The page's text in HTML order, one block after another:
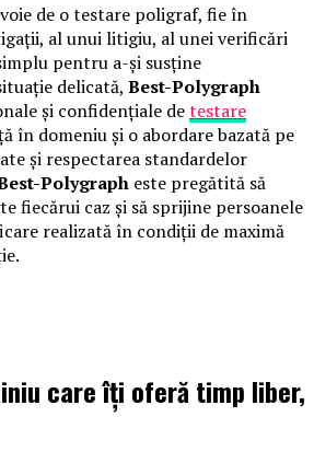
de o testare poligraf, fie în
al unui litigiu, al unei verificări
pentru a-și susține
delicată, Best-Polygraph
și confidențiale detestare
în domeniu și o abordare bazată pe
și respectarea standardelor
Polygraph este pregătită să
fiecărui caz și să sprijine persoanele
realizată în condiții de maximă
care îți oferă timp liber,